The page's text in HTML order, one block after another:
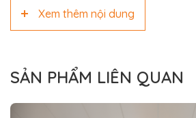
Xem thêm nội dung
SẢN PHẨM LIÊN QUAN